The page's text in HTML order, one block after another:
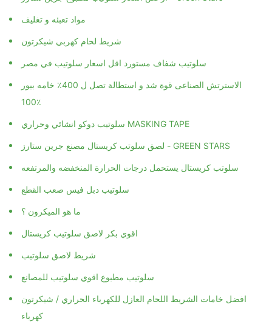
مواد تعبئه و تغليف
شريط لحام كهربي شيكرتون
سلوتيب شفاف مستورد اقل اسعار سلوتيب في مصر
الاسترتش الصناعى قوة شد و استطالة تصل ل 400٪ خامه بيور
سلوتيب دوكو انشائي وحراري MASKING TAPE
لصق سلوتب كريستال مصنع جرين ستارز - GREEN STARS
سلوتب كريستال يستحمل درجات الحرارة المنخفضه والمرتفعه
سلوتيب دبل فيس صعب القطع
ما هو الميكرون ؟
اقوي بكر لاصق سلوتيب كريستال
شريط لاصق سلوتيب
سلوتيب مطبوع اقوي سلوتيب للمصانع
افضل خامات الشريط اللحام العازل للكهرباء الحراري / شيكرتون
كهرباء